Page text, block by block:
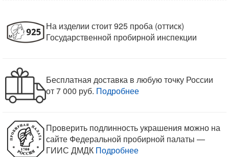
На изделии стоит 925 проба (оттиск)
Государственной пробирной инспекции
Бесплатная доставка в любую точку России
от 7 000 руб. Подробнее
Проверить подлинность украшения можно на
сайте Федеральной пробирной палаты —
ГИИС ДМДК Подробнее